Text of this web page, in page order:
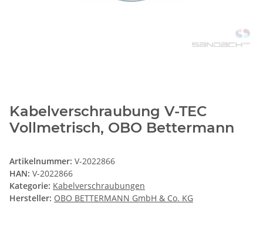
Kabelverschraubung V-TEC
Vollmetrisch, OBO Bettermann
Artikelnummer: V-2022866
HAN: V-2022866
Kategorie: Kabelverschraubungen
Hersteller: OBO BETTERMANN GmbH & Co. KG